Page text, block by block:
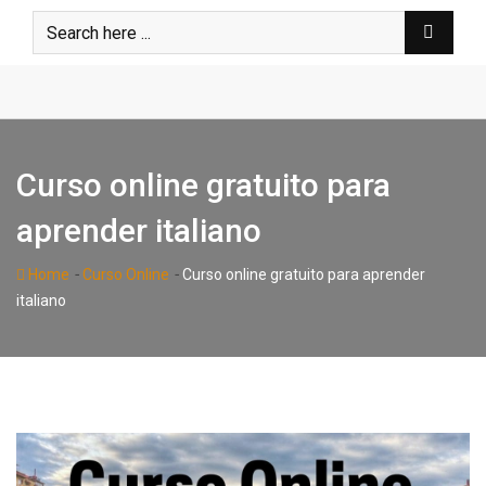
Curso online gratuito para
aprender italiano
Home -Curso Online -Curso online gratuito para aprender
italiano